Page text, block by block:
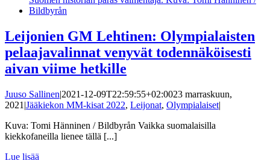
Leijonien GM Lehtinen: Olympialaisten
pelaajavalinnat venyvät todennäköisesti
aivan viime hetkille
Juuso Sallinen|2021-12-09T22:59:55+02:0023 marraskuun,
2021 |Jääkiekon MM-kisat 2022, Leijonat, Olympialaiset|
Kuva: Tomi Hänninen / Bildbyrån Vaikka suomalaisilla
kiekkofaneilla lienee tällä [...]
Lue lisää